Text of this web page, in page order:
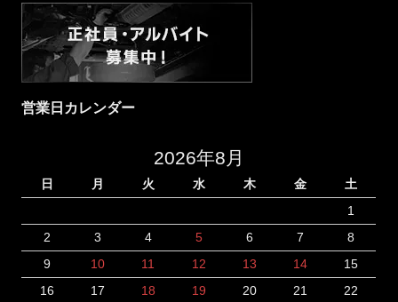
営業日カレンダー
2026年8月
日 月 火 水 木 金
土
1
2
3 4 5 6 7
8
9
10 11 12 13 14
15
16
17 18 19 20 21
22